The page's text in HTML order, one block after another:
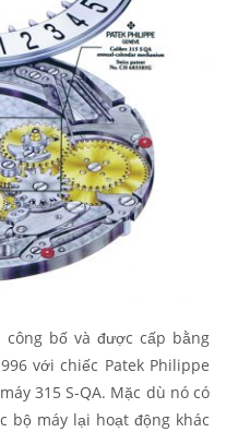
công bố và được cấp bằng
với chiếc Patek Philippe
315 S-QA. Mặc dù nó có
bộ máy lại hoạt động khác